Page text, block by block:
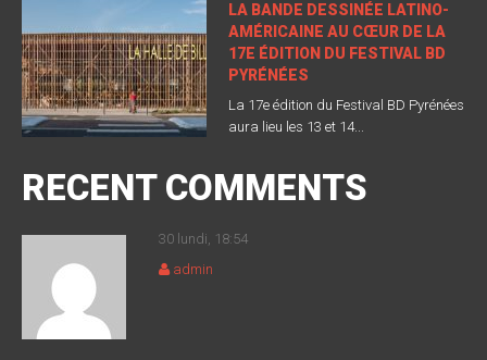
LA BANDE DESSINÉE LATINO-
AMÉRICAINE AU CŒUR DE LA
17E ÉDITION DU FESTIVAL BD
PYRÉNÉES
La 17e édition du Festival BD Pyrénées
aura lieu les 13 et 14...
RECENT COMMENTS
30 lundi, 18:54
admin